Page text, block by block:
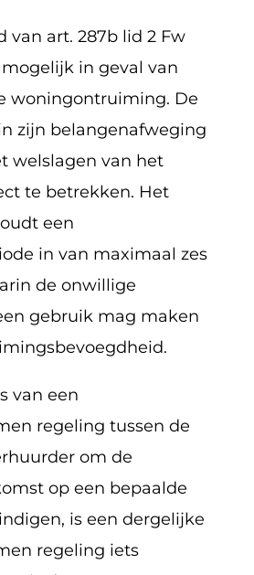
van art. 287b lid 2 Fw
in geval van
woningontruiming. De
zijn belangenafweging
welslagen van het
te betrekken. Het
een
in van maximaal zes
de onwillige
gebruik mag maken
van een
regeling tussen de
om de
op een bepaalde
is een dergelijke
regeling iets